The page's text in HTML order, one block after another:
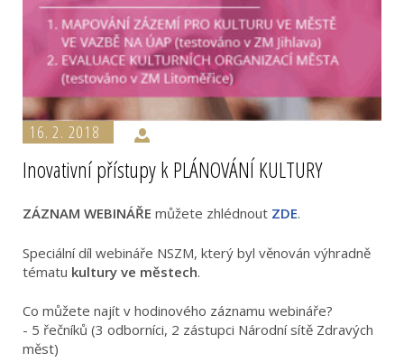
16. 2. 2018
Inovativní přístupy k PLÁNOVÁNÍ KULTURY
ZÁZNAM WEBINÁŘE můžete zhlédnout ZDE.
Speciální díl webináře NSZM, který byl věnován výhradně
tématu kultury ve městech.
Co můžete najít v hodinového záznamu webináře?
- 5 řečníků (3 odborníci, 2 zástupci Národní sítě Zdravých
měst)